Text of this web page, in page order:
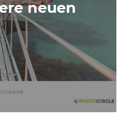
neuen